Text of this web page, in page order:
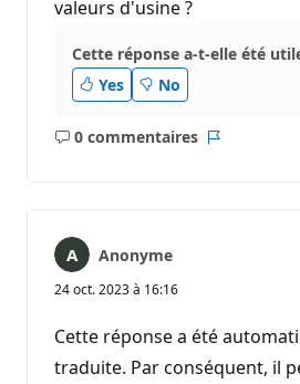
valeurs d'usine ?
Cette réponse a-t-elle été
Yes
No
0 commentaires
Aucun
Anonyme
24 oct. 2023 à 16:16
Cette réponse a été
traduite. Par conséquent, il